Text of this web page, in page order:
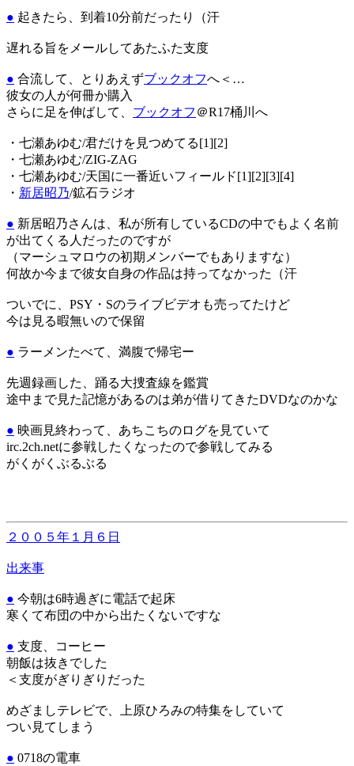
● 起きたら、到着10分前だったり（汗
遅れる旨をメールしてあたふた支度
● 合流して、とりあえずブックオフへ＜…
彼女の人が何冊か購入
さらに足を伸ばして、 ブックオフ ＠R17桶川へ
・七瀬あゆむ/君だけを見つめてる[1][2]
・七瀬あゆむ/ZIG-ZAG
・七瀬あゆむ/天国に一番近いフィールド[1][2][3][4]
・ 新居昭乃/鉱石ラジオ
● 新居昭乃さんは、私が所有しているCDの中でもよく名前
が出てくる人だったのですが
（マーシュマロウの初期メンバーでもありますな）
何故か今まで彼女自身の作品は持ってなかった（汗
ついでに、PSY・Sのライブビデオも売ってたけど
今は見る暇無いので保留
● ラーメンたべて、満腹で帰宅ー
先週録画した、踊る大捜査線を鑑賞
途中まで見た記憶があるのは弟が借りてきたDVDなのかな
● 映画見終わって、あちこちのログを見ていて
irc.2ch.netに参戦したくなったので参戦してみる
がくがくぶるぶる
２００５年１月６日
出来事
● 今朝は6時過ぎに電話で起床
寒くて布団の中から出たくないですな
● 支度、コーヒー
朝飯は抜きでした
＜支度がぎりぎりだった
めざましテレビで、上原ひろみの特集をしていて
つい見てしまう
● 0718の電車